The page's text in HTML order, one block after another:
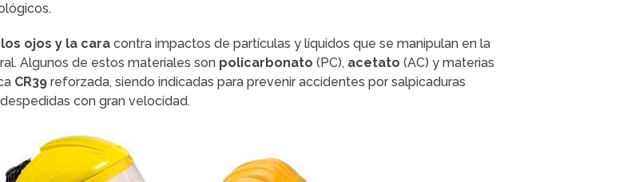
ojos y la cara contra impactos de partículas y líquidos que se manipulan en la
Algunos de estos materiales son policarbonato (PC), acetato (AC) y materias
CR39 reforzada, siendo indicadas para prevenir accidentes por salpicaduras
con gran velocidad.